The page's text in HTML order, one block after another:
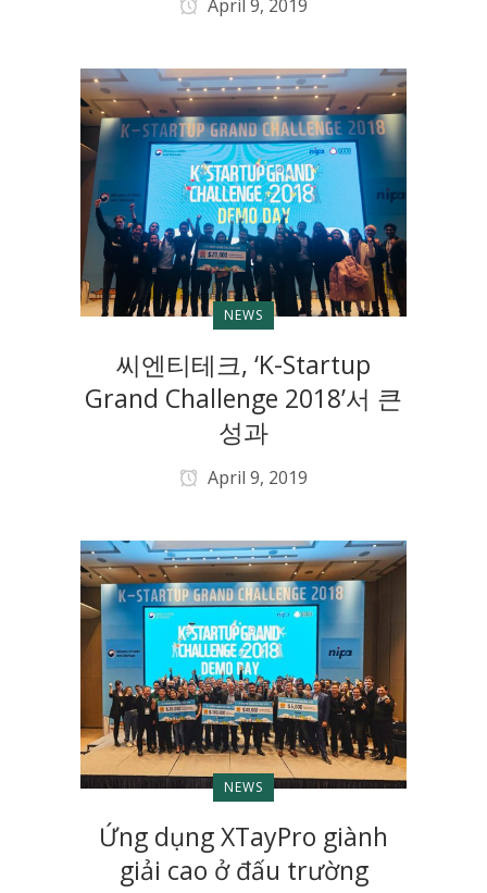
April 9, 2019
NEWS
씨엔티테크, ‘K-Startup
Grand Challenge 2018’서 큰
성과
April 9, 2019
NEWS
Ứng dụng XTayPro giành
giải cao ở đấu trường